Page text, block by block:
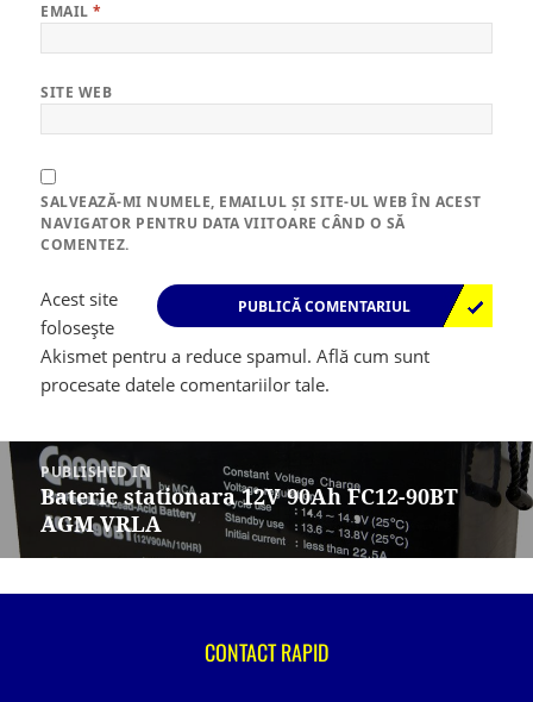
EMAIL*
SITE WEB
SALVEAZĂ-MI NUMELE, EMAILUL ȘI SITE-UL WEB ÎN ACEST
NAVIGATOR PENTRU DATA VIITOARE CÂND O SĂ
COMENTEZ.
Acest site
folosește
Akismet pentru a reduce spamul.Află cum sunt
procesate datele comentariilor tale.
Navigare
în
articole
PUBLISHED IN
Baterie stationara 12V 90Ah FC12-90BT
AGM VRLA
CONTACT RAPID